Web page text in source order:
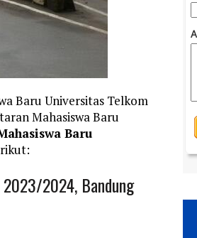
Baru Universitas Telkom
Mahasiswa Baru
Baru
2023/2024, Bandung